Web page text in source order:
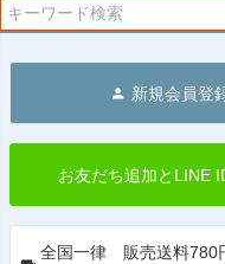
新規会員登
お友だち追加とLINE
全国一律 販売送料780